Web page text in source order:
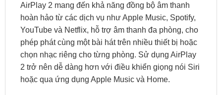
AirPlay 2 mang đến khả năng đồng bộ âm thanh
hoàn hảo từ các dịch vụ như Apple Music, Spotify,
YouTube và Netflix, hỗ trợ âm thanh đa phòng, cho
phép phát cùng một bài hát trên nhiều thiết bị hoặc
chọn nhạc riêng cho từng phòng. Sử dụng AirPlay
2 trở nên dễ dàng hơn với điều khiển giọng nói Siri
hoặc qua ứng dụng Apple Music và Home.